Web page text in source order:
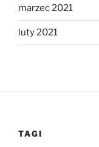
marzec 2021
luty 2021
TAGI